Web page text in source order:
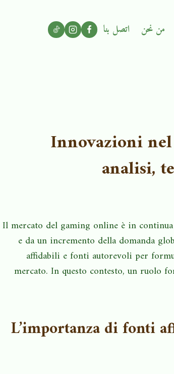
من نحن اتصل بنا
Innovazioni
analisi,
Il mercato del gaming online è in
e da un incremento della domanda
affidabili e fonti autorevoli per
mercato. In questo contesto, un ruolo
L’importanza di fonti